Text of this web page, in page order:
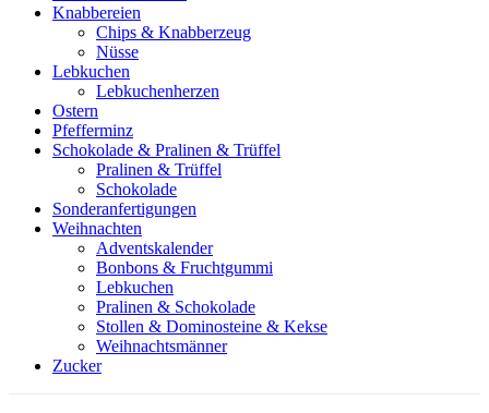
Knabbereien
Chips & Knabberzeug
Nüsse
Lebkuchen
Lebkuchenherzen
Ostern
Pfefferminz
Schokolade & Pralinen & Trüffel
Pralinen & Trüffel
Schokolade
Sonderanfertigungen
Weihnachten
Adventskalender
Bonbons & Fruchtgummi
Lebkuchen
Pralinen & Schokolade
Stollen & Dominosteine & Kekse
Weihnachtsmänner
Zucker